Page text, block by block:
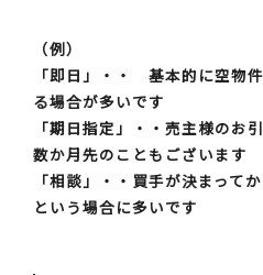
（例）
「即日」・・ 基本的に空物
る場合が多いです
「期日指定」・・売主様のお
数か月先のこともございます
「相談」・・買手が決まって
という場合に多いです